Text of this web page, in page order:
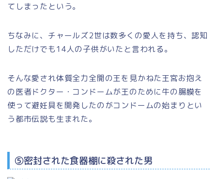
てしまったという。
ちなみに、チャールズ2世は数多くの愛人を持ち、認知
しただけでも14人の子供がいたと言われる。
そんな愛され体質全力全開の王を見かねた王宮お抱え
の医者ドクター・コンドームが王のために牛の腸膜を
使って避妊具を開発したのがコンドームの始まりとい
う都市伝説も生まれた。
⑤密封された食器棚に殺された男